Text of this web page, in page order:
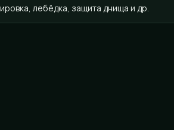
лебёдка, защита днища и др.